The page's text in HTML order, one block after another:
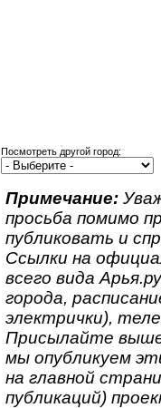
Посмотреть другой город:
Примечание:
просьба помимо
публиковать и
Ссылки на
всего вида
города,
электрички),
Присылайте
мы опубликуем
на главной
публикаций)